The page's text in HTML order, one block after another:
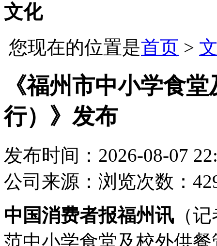
文化
您现在的位置是首页 >
《福州市中小学食
行）》发布
发布时间：2026-08-07
公司 来源： 浏览次数：
中国消费者报福州讯 （
范中小学食堂及校外供